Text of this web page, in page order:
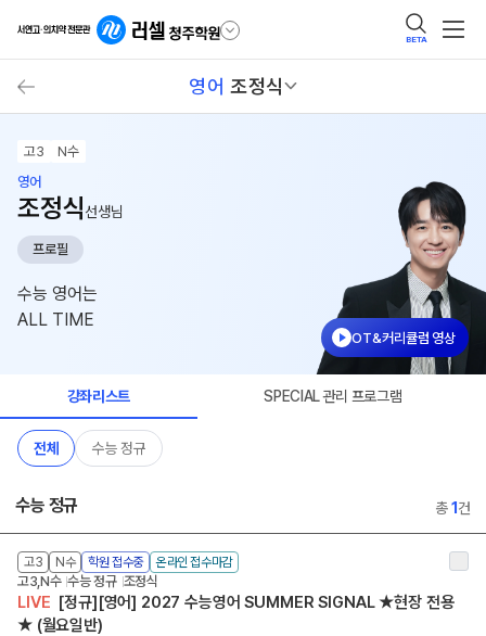
BETA
영어 조정식
고3
N수
영어
조정식선생님
프로필
수능 영어는
ALL TIME
OT&커리큘럼 영상
강좌리스트 SPECIAL 관리 프로그램
전체 수능 정규
수능 정규 총1 건
고3 N수 학원 접수중 온라인 접수마감
고3,N수 수능 정규 조정식
LIVE [정규][영어] 2027 수능영어 SUMMER SIGNAL ★현장 전용
★ (월요일반)